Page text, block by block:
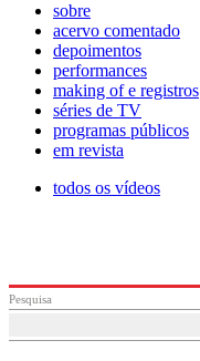
sobre
acervo comentado
depoimentos
performances
making of e registros
séries de TV
programas públicos
em revista
todos os vídeos
Pesquisa